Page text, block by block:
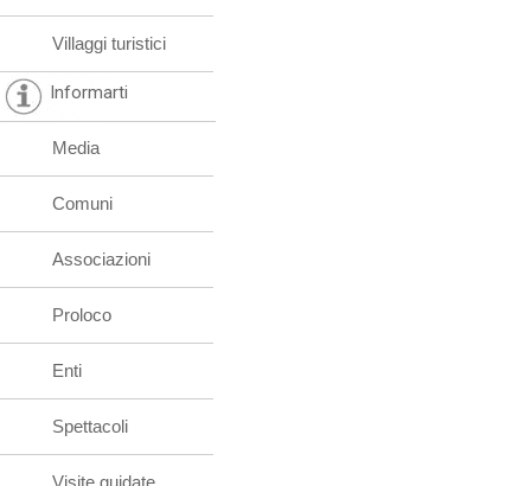
Villaggi turistici
Informarti
Media
Comuni
Associazioni
Proloco
Enti
Spettacoli
Visite guidate